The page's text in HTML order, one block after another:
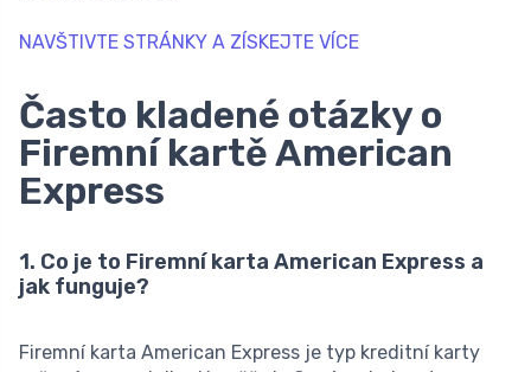
NAVŠTIVTE STRÁNKY A ZÍSKEJTE VÍCE
Často kladené otázky o
Firemní kartě American
Express
1. Co je to Firemní karta American Express a
jak funguje?
Firemní karta American Express je typ kreditní karty